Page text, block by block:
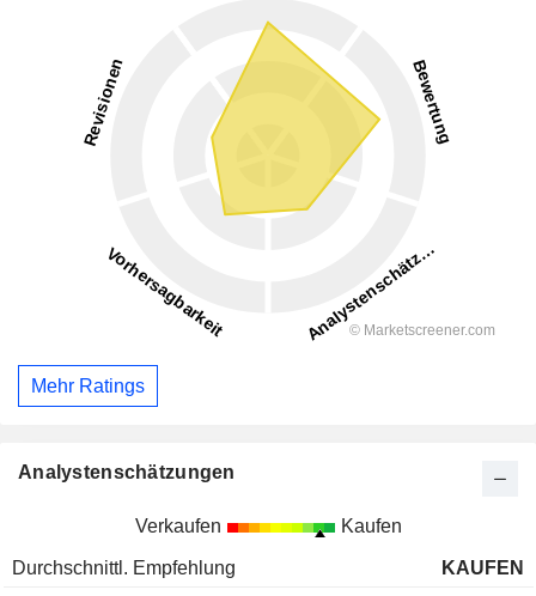
Mehr Ratings
Analystenschätzungen
Verkaufen Kaufen
Durchschnittl. Empfehlung
KAUFEN